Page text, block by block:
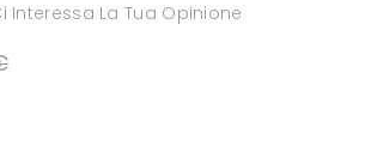
Interessa La Tua Opinione